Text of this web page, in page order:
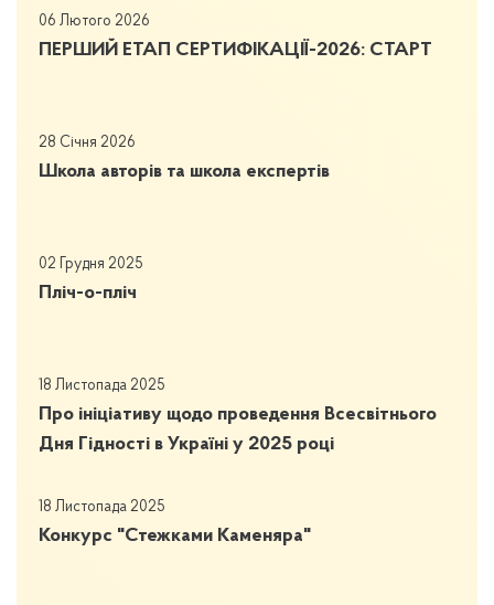
06 Лютого 2026
ПЕРШИЙ ЕТАП СЕРТИФІКАЦІЇ-2026: СТАРТ
28 Січня 2026
Школа авторів та школа експертів
02 Грудня 2025
Пліч-о-пліч
18 Листопада 2025
Про ініціативу щодо проведення Всесвітнього
Дня Гідності в Україні у 2025 році
18 Листопада 2025
Конкурс "Стежками Каменяра"